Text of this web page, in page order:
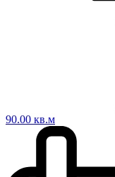
90.00 кв.м